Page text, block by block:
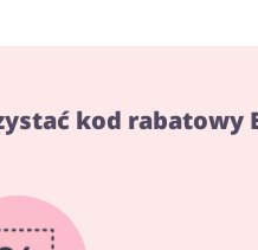
kod rabatowy